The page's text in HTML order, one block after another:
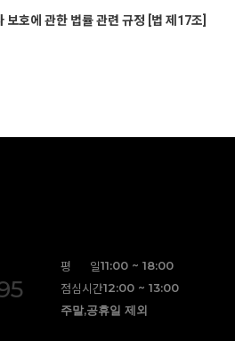
보호에 관한 법률 관련 규정 [법 제17조]
평 일11:00 ~ 18:00
점심시간12:00 ~ 13:00
주말,공휴일 제외